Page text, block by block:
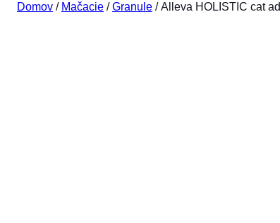
Domov / Mačacie /Granule / Alleva HOLISTIC cat